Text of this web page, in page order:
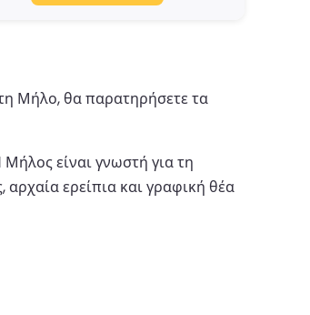
Μήλο, θα παρατηρήσετε τα
είναι γνωστή για τη
ερείπια και γραφική θέα